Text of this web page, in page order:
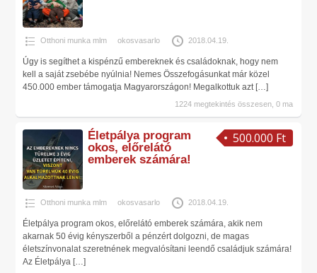
Otthoni munka mlm okosvasarlo 2018.04.19.
Úgy is segíthet a kispénzű embereknek és családoknak, hogy nem
kell a saját zsebébe nyúlnia! Nemes Összefogásunkat már közel
450.000 ember támogatja Magyarországon! Megalkottuk azt […]
1224 megtekintés összesen, 0 ma
500.000 Ft
Életpálya program
okos, előrelátó
emberek számára!
Otthoni munka mlm okosvasarlo 2018.04.19.
Életpálya program okos, előrelátó emberek számára, akik nem
akarnak 50 évig kényszerből a pénzért dolgozni, de magas
életszínvonalat szeretnének megvalósítani leendő családjuk számára!
Az Életpálya […]